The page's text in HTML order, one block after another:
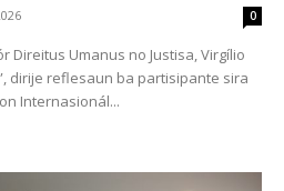
0
Direitus Umanus no Justisa, Virgílio
dirije reflesaun ba partisipante sira
Internasionál...